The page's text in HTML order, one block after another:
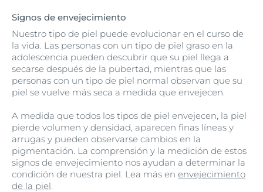
Signos de envejecimiento
Nuestro tipo de piel puede evolucionar en el curso de
la vida. Las personas con un tipo de piel graso en la
adolescencia pueden descubrir que su piel llega a
secarse después de la pubertad, mientras que las
personas con un tipo de piel normal observan que su
piel se vuelve más seca a medida que envejecen.
A medida que todos los tipos de piel envejecen, la piel
pierde volumen y densidad, aparecen finas líneas y
arrugas y pueden observarse cambios en la
pigmentación. La comprensión y la medición de estos
signos de envejecimiento nos ayudan a determinar la
condición de nuestra piel. Lea más en envejecimiento
de la piel.